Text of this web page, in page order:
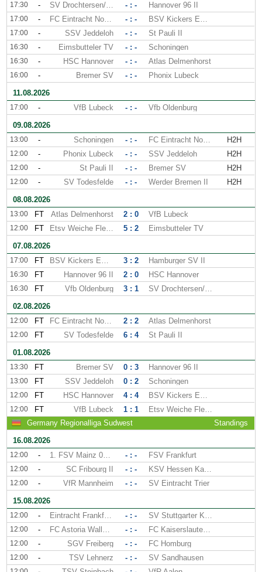
17:30 - SV Drochtersen/Assel - : - Hannover 96 II
17:00 - FC Eintracht Norderstedt - : - BSV Kickers Emden
17:00 - SSV Jeddeloh - : - St Pauli II
16:30 - Eimsbutteler TV - : - Schoningen
16:30 - HSC Hannover - : - Atlas Delmenhorst
16:00 - Bremer SV - : -
Phonix Lubeck
11.08.2026
17:00 - VfB Lubeck - : -
Vfb Oldenburg
09.08.2026
13:00 - Schoningen - : - FC Eintracht Norderstedt H2H
12:00 - Phonix Lubeck - : - SSV Jeddeloh H2H
12:00 - St Pauli II - : - Bremer SV H2H
12:00 - SV Todesfelde - : - Werder Bremen II
H2H
08.08.2026
13:00 FT Atlas Delmenhorst 2 : 0 VfB Lubeck
12:00 FT Etsv Weiche Flensburg 5 : 2
Eimsbutteler TV
07.08.2026
17:00 FT BSV Kickers Emden 3 : 2 Hamburger SV II
16:30 FT Hannover 96 II 2 : 0 HSC Hannover
16:30 FT Vfb Oldenburg 3 : 1
SV Drochtersen/Assel
02.08.2026
12:00 FT FC Eintracht Norderstedt 2 : 2 Atlas Delmenhorst
12:00 FT SV Todesfelde 6 : 4
St Pauli II
01.08.2026
13:30 FT Bremer SV 0 : 3 Hannover 96 II
13:00 FT SSV Jeddeloh 0 : 2 Schoningen
12:00 FT HSC Hannover 4 : 4 BSV Kickers Emden
12:00 FT VfB Lubeck 1 : 1
Etsv Weiche Flensburg
Germany Regionalliga Sudwest
Standings
16.08.2026
12:00 - 1. FSV Mainz 05 II - : - FSV Frankfurt
12:00 - SC Fribourg II - : - KSV Hessen Kassel
12:00 - VfR Mannheim - : -
SV Eintracht Trier
15.08.2026
12:00 - Eintracht Frankfurt II - : - SV Stuttgarter Kickers
12:00 - FC Astoria Walldorf - : - FC Kaiserslautern II
12:00 - SGV Freiberg - : - FC Homburg
12:00 - TSV Lehnerz - : - SV Sandhausen